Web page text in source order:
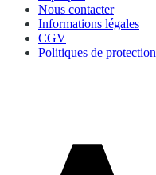
Nous contacter
Informations légales
CGV
Politiques de